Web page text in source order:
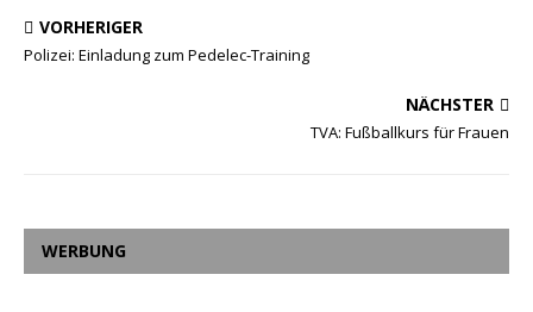
VORHERIGER
Polizei: Einladung zum Pedelec-Training
NÄCHSTER
TVA: Fußballkurs für Frauen
WERBUNG